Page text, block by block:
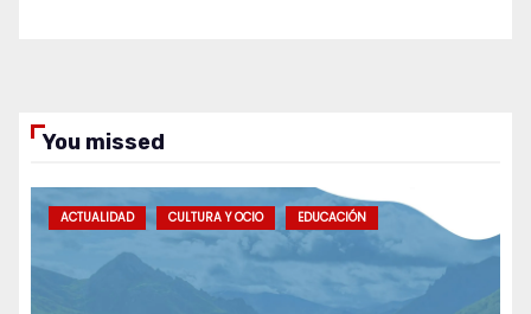
You missed
ACTUALIDAD CULTURA Y OCIO EDUCACIÓN